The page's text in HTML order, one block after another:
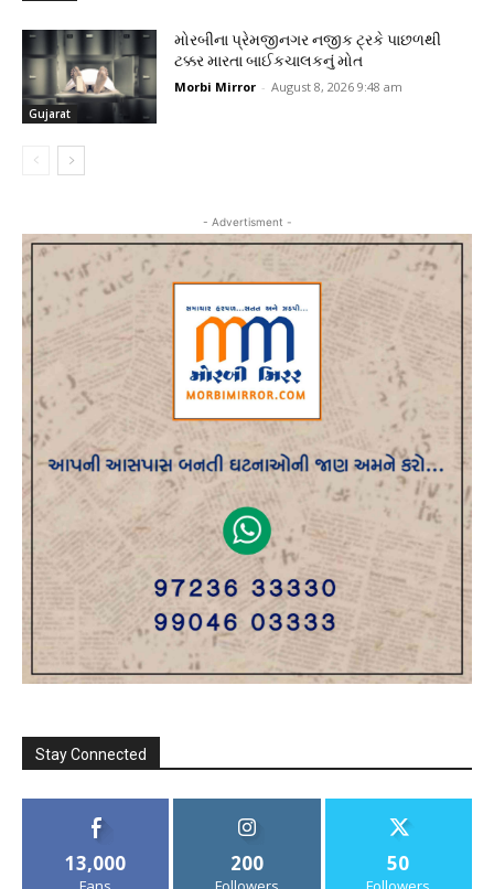
Gujarat
મોરબીના પ્રેમજીનગર નજીક ટ્રકે પાછળથી
ટક્કર મારતા બાઈકચાલકનું મોત
Morbi Mirror - August 8, 2026 9:48 am
- Advertisment -
Stay Connected
13,000 200 50